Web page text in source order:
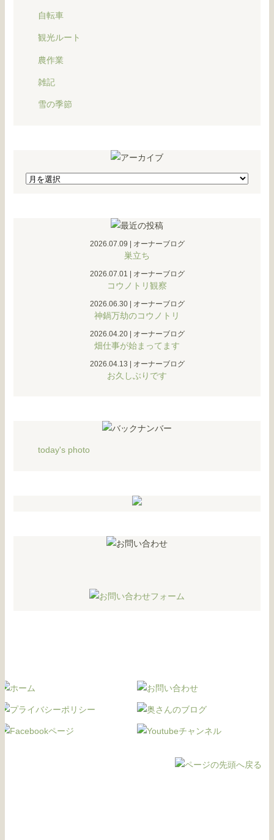
自転車
観光ルート
農作業
雑記
雪の季節
2026.07.09 オーナーブログ
巣立ち
2026.07.01 オーナーブログ
コウノトリ観察
2026.06.30| オーナーブログ
神鍋万劫のコウノトリ
2026.04.20| オーナーブログ
畑仕事が始まってます
2026.04.13 オーナーブログ
お久しぶりです
today's photo